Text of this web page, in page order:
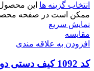
انتخاب گزینه ها این
ممکن است در صفحه
نمایش سریع
مقايسه
افزودن به علاقه مندی
کد 1092 کیف دستی دوشی طرح مارک